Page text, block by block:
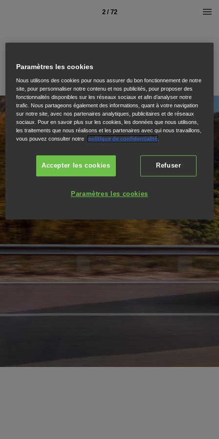
2 / 72
Paramètres les cookies
Nous utilisons des cookies pour nous assurer du bon fonctionnement de notre
site, pour personnaliser notre contenu et nos publicités, pour proposer des
fonctionnalités disponibles sur les réseaux sociaux et afin d’analyser notre
trafic. Nous partageons également des informations, quant à votre navigation
sur notre site, avec nos partenaires analytiques, publicitaires et de réseaux
sociaux. Pour en savoir plus sur les cookies, les données que nous utilisons,
les traitements que nous réalisons et les partenaires avec qui nous travaillons,
vous pouvez consulter notre
politique de confidentialité.
Refuser
Accepter les cookies
Paramètres les cookies